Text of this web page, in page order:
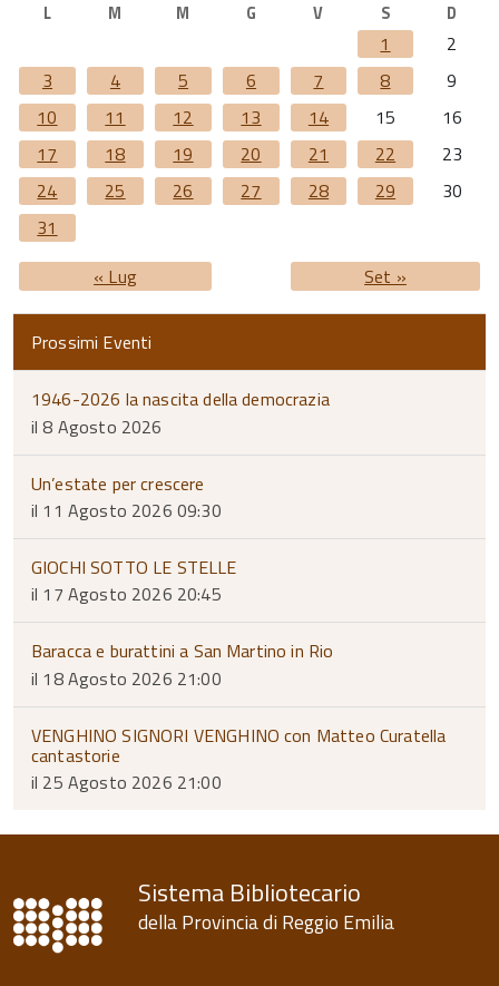
L M M G V S D
1
2
3
4 5 6 7 8
9
10
11 12 13 14 15
16
17
18 19 20 21 22
23
24
25 26 27 28 29
30
31
« Lug
Set »
Prossimi Eventi
1946-2026 la nascita della democrazia
il 8 Agosto 2026
Un’estate per crescere
il 11 Agosto 2026 09:30
GIOCHI SOTTO LE STELLE
il 17 Agosto 2026 20:45
Baracca e burattini a San Martino in Rio
il 18 Agosto 2026 21:00
VENGHINO SIGNORI VENGHINO con Matteo Curatella
cantastorie
il 25 Agosto 2026 21:00
Sistema Bibliotecario
della Provincia di Reggio Emilia